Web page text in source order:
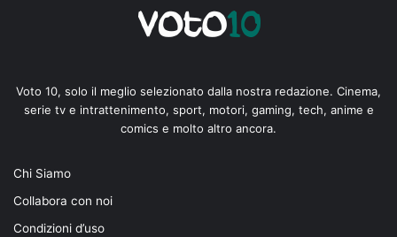
Voto 10, solo il meglio selezionato dalla nostra redazione. Cinema,
serie tv e intrattenimento, sport, motori, gaming, tech, anime e
comics e molto altro ancora.
Chi Siamo
Collabora con noi
Condizioni d’uso